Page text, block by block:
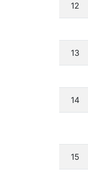
12
13
14
15